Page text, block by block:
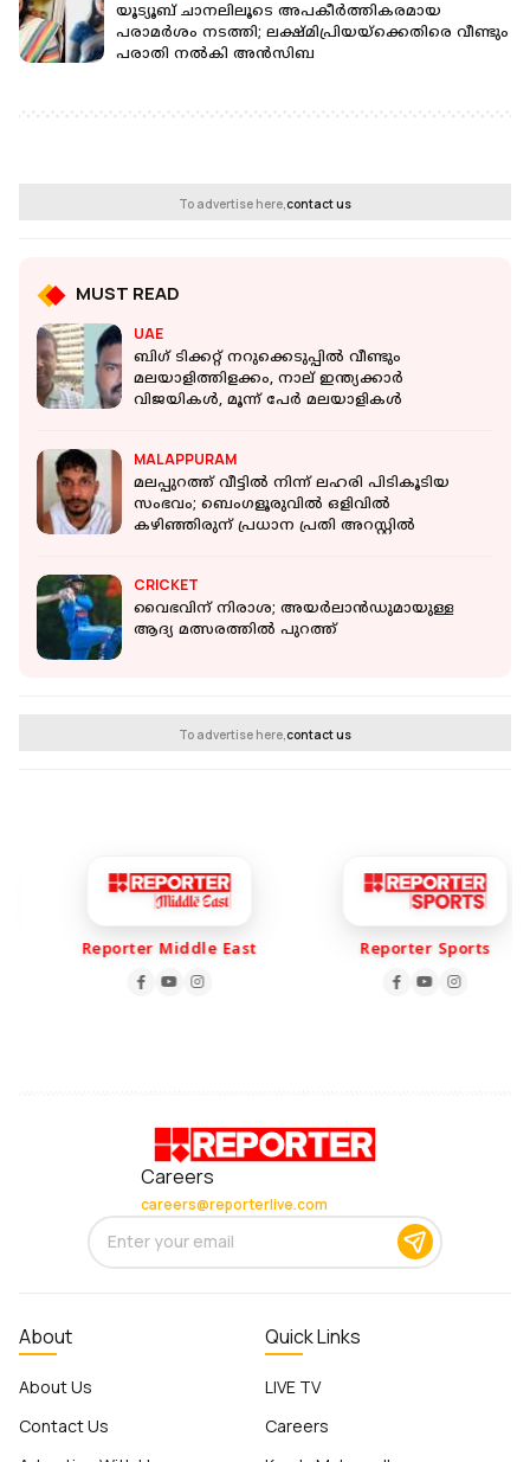
യൂട്യൂബ് ചാനലിലൂടെ അപകീര്‍ത്തികരമായ
പരാമര്‍ശം നടത്തി; ലക്ഷ്മിപ്രിയയ്‌ക്കെതിരെ വീണ്ടും
പരാതി നല്‍കി അന്‍സിബ
To advertise here,contact us
MUST READ
UAE
ബിഗ് ടിക്കറ്റ് നറുക്കെടുപ്പിൽ വീണ്ടും
മലയാളിത്തിളക്കം, നാല് ഇന്ത്യക്കാർ
വിജയികൾ, മൂന്ന് പേർ മലയാളികൾ
MALAPPURAM
മലപ്പുറത്ത് വീട്ടില്‍ നിന്ന് ലഹരി പിടികൂടിയ
സംഭവം; ബെംഗളൂരുവിൽ ഒളിവിൽ
കഴിഞ്ഞിരുന് പ്രധാന പ്രതി അറസ്റ്റില്‍
CRICKET
വൈഭവിന് നിരാശ; അയർലാൻഡുമായുള്ള
ആദ്യ മത്സരത്തിൽ പുറത്ത്
To advertise here,contact us
Reporter Middle East Reporter Sports
Careers
careers@reporterlive.com
About
About Us
Contact Us
Quick Links
LIVE TV
Careers